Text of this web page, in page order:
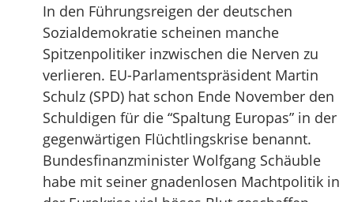
In den Führungsreigen der deutschen
Sozialdemokratie scheinen manche
Spitzenpolitiker inzwischen die Nerven zu
verlieren. EU-Parlamentspräsident Martin
Schulz (SPD) hat schon Ende November den
Schuldigen für die “Spaltung Europas” in der
gegenwärtigen Flüchtlingskrise benannt.
Bundesfinanzminister Wolfgang Schäuble
habe mit seiner gnadenlosen Machtpolitik in